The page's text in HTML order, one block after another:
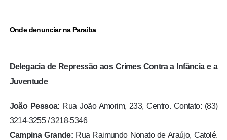
Onde denunciar na Paraíba
Delegacia de Repressão aos Crimes Contra a Infância e a
Juventude
João Pessoa: Rua João Amorim, 233, Centro. Contato: (83)
3214-3255 / 3218-5346
Campina Grande: Rua Raimundo Nonato de Araújo, Catolé.